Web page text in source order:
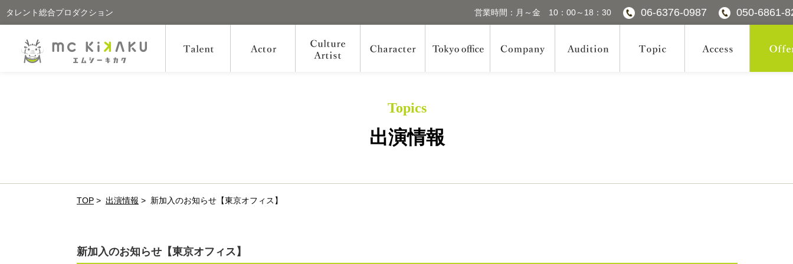
タレント総合プロダクション 営業時間：月～金 10：00～18：30 06-6376-0987 050-6861-
Topics
出演情報
TOP > 出演情報 > 新加入のお知らせ【東京オフィス】
新加入のお知らせ【東京オフィス】